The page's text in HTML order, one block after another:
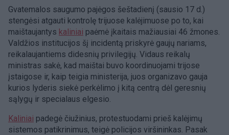
Gvatemalos saugumo pajėgos šeštadienį (sausio 17 d.)
stengėsi atgauti kontrolę trijuose kalėjimuose po to, kai
maištaujantys kaliniai paėmė įkaitais mažiausiai 46 žmones.
Valdžios institucijos šį incidentą priskyrė gaujų nariams,
reikalaujantiems didesnių privilegijų. Vidaus reikalų
ministras sakė, kad maištai buvo koordinuojami trijose
įstaigose ir, kaip teigia ministerija, juos organizavo gauja
kurios lyderis siekė perkėlimo į kitą centrą dėl geresnių
sąlygų ir specialaus elgesio.
Kaliniai padegė čiužinius, protestuodami prieš kalėjimų
sistemos patikrinimus, teigė policijos viršininkas. Pasak